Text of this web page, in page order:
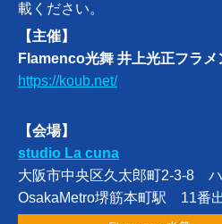
載ください。
【主催】
Flamenco光舞 井上光正フラメ
https://koub.net/
【会場】
studio La cuna
大阪市中央区久太郎町2-3-8
OsakaMetro堺筋本町駅 11番